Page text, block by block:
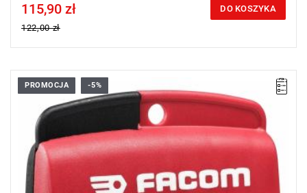
Price tax included
115,90 zł
122,00 zł
DO KOSZYKA
Zakres zestawu: TT10 - TT40
Ilość elementów w zestawie: 11
PROMOCJA -5%